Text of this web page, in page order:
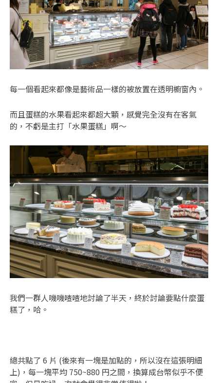
每一個看起來都像是藝術品一樣的被放置在透明櫥窗內。
而且蛋糕的水果看起來都超大顆，感覺完全沒有在客氣
的，不虧是主打「水果蛋糕」啊～
我們一群人嘰嘰喳喳地討論了半天，終於討論要點什麼蛋
糕了，哈。
總共點了 6 片 (後來有一塊是加點的，所以沒在這張明細
上)，每一塊平均 750~880 円之間，換算成台幣似乎不便